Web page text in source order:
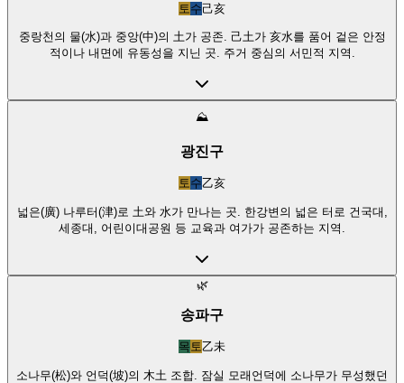
토 수己亥
중랑천의 물(水)과 중앙(中)의 土가 공존. 己土가 亥水를 품어 겉은 안정
적이나 내면에 유동성을 지닌 곳. 주거 중심의 서민적 지역.
⛰️
광진구
토수乙亥
넓은(廣) 나루터(津)로 土와 水가 만나는 곳. 한강변의 넓은 터로 건국대,
세종대, 어린이대공원 등 교육과 여가가 공존하는 지역.
🌿
송파구
목토乙未
소나무(松)와 언덕(坡)의 木土 조합. 잠실 모래언덕에 소나무가 무성했던